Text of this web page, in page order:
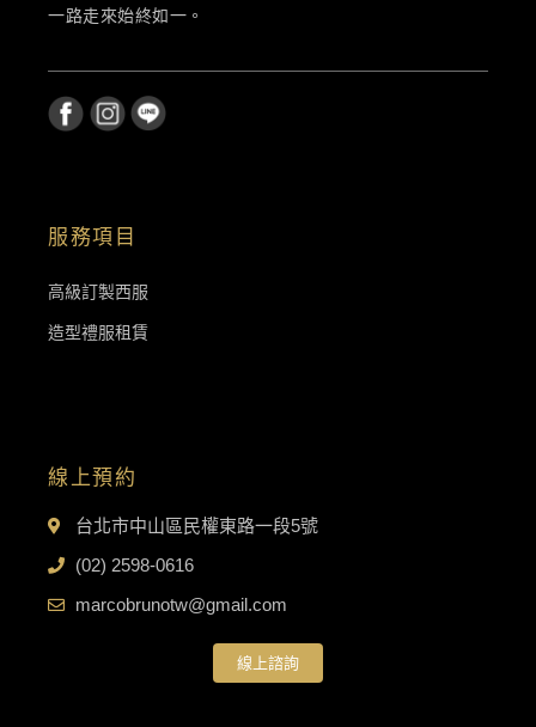
一路走來始終如一。
服務項目
高級訂製西服
造型禮服租賃
線上預約
台北市中山區民權東路一段5號
(02) 2598-0616
marcobrunotw@gmail.com
線上諮詢